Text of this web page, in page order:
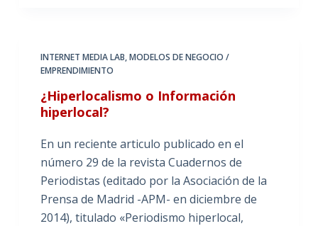
INTERNET MEDIA LAB,MODELOS DE NEGOCIO /
EMPRENDIMIENTO
¿Hiperlocalismo o Información
hiperlocal?
En un reciente articulo publicado en el
número 29 de la revista Cuadernos de
Periodistas (editado por la Asociación de la
Prensa de Madrid -APM- en diciembre de
2014), titulado «Periodismo hiperlocal,